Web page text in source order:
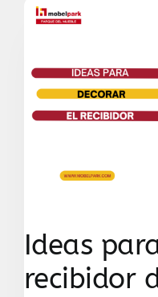
Ideas
recibidor